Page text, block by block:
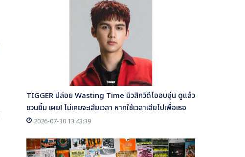
TIGGER ปล่อย Wasting Time มิวสิกวิดีโออบอุ่น ดูแล้ว
ชวนยิ้ม เผย! ไม่เคยจะเสียเวลา หากใช้เวลาเสียไปเพื่อเธอ
2026-07-30 13:43:39